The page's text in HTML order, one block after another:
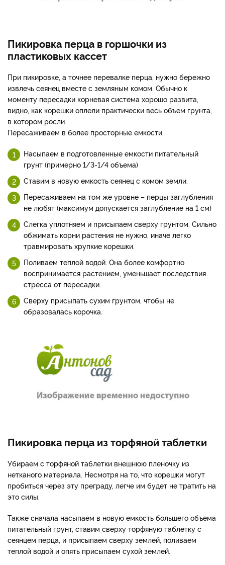
Пикировка перца в горшочки из
пластиковых кассет
При пикировке, а точнее перевалке перца, нужно бережно
извлечь сеянец вместе с земляным комом. Обычно к
моменту пересадки корневая система хорошо развита,
видно, как корешки оплели практически весь объем грунта,
в котором росли.
Пересаживаем в более просторные емкости.
Насыпаем в подготовленные емкости питательный
грунт (примерно 1/3-1/4 объема)
Ставим в новую емкость сеянец с комом земли.
Пересаживаем на том же уровне – перцы заглубления
не любят (максимум допускается заглубление на 1 см)
Слегка уплотняем и присыпаем сверху грунтом. Сильно
обжимать корни растения не нужно, иначе легко
травмировать хрупкие корешки.
Поливаем теплой водой. Она более комфортно
воспринимается растением, уменьшает последствия
стресса от пересадки.
Сверху присыпать сухим грунтом, чтобы не
образовалась корочка.
Пикировка перца из торфяной таблетки
Убираем с торфяной таблетки внешнюю пленочку из
нетканого материала. Несмотря на то, что корешки могут
пробиться через эту преграду, легче им будет не тратить на
это силы.
Также сначала насыпаем в новую емкость большего объема
питательный грунт, ставим сверху торфяную таблетку с
сеянцем перца, и присыпаем сверху землей, поливаем
теплой водой и опять присыпаем сухой землей.